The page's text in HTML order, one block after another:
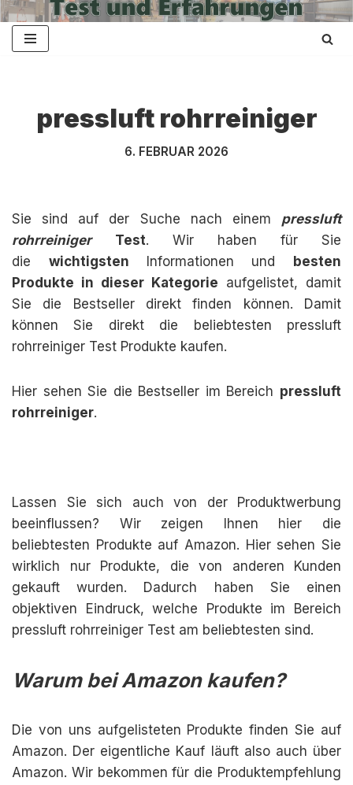
Zum
pressluft rohrreiniger
6. FEBRUAR 2026
Sie sind auf der Suche nach einem pressluft
rohrreiniger
Test. Wir haben für Sie
die wichtigsten Informationen und
besten
Produkte in dieser Kategorie aufgelistet, damit
Sie die Bestseller direkt finden können. Damit
können Sie direkt die beliebtesten pressluft
rohrreiniger Test Produkte kaufen.
Hier sehen Sie die Bestseller im Bereich pressluft
rohrreiniger.
Lassen Sie sich auch von der Produktwerbung
beeinflussen? Wir zeigen Ihnen hier die
beliebtesten Produkte auf Amazon. Hier sehen Sie
wirklich nur Produkte, die von anderen Kunden
gekauft wurden. Dadurch haben Sie einen
objektiven Eindruck, welche Produkte im Bereich
pressluft rohrreiniger Test am beliebtesten sind.
Warum bei Amazon kaufen?
Die von uns aufgelisteten Produkte finden Sie auf
Amazon. Der eigentliche Kauf läuft also auch über
Amazon. Wir bekommen für die Produktempfehlung